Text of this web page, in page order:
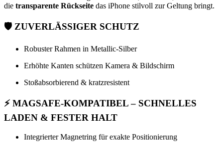
die transparente Rückseite das iPhone stilvoll zur Geltung bringt.
🛡️ ZUVERLÄSSIGER SCHUTZ
Robuster Rahmen in Metallic-Silber
Erhöhte Kanten schützen Kamera & Bildschirm
Stoßabsorbierend & kratzresistent
⚡ MAGSAFE-KOMPATIBEL – SCHNELLES
LADEN & FESTER HALT
Integrierter Magnetring für exakte Positionierung